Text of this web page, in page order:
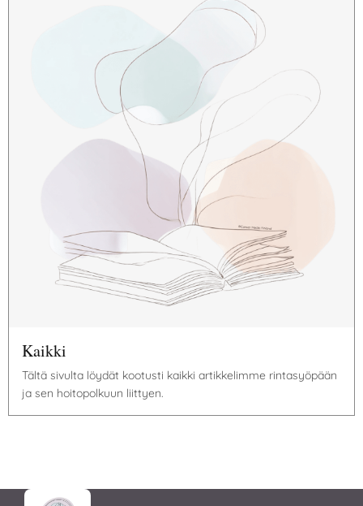
Kaikki
Tältä sivulta löydät kootusti kaikki artikkelimme rintasyöpään
ja sen hoitopolkuun liittyen.